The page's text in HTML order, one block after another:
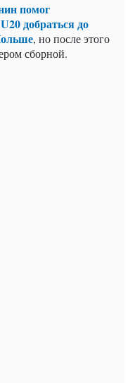
помог
добраться до
, но после этого
сборной.